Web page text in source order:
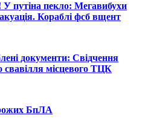
путіна пекло: Мегавибухи
Кораблі фсб вщент
документи: Свідчення
місцевого ТЦК
БпЛА